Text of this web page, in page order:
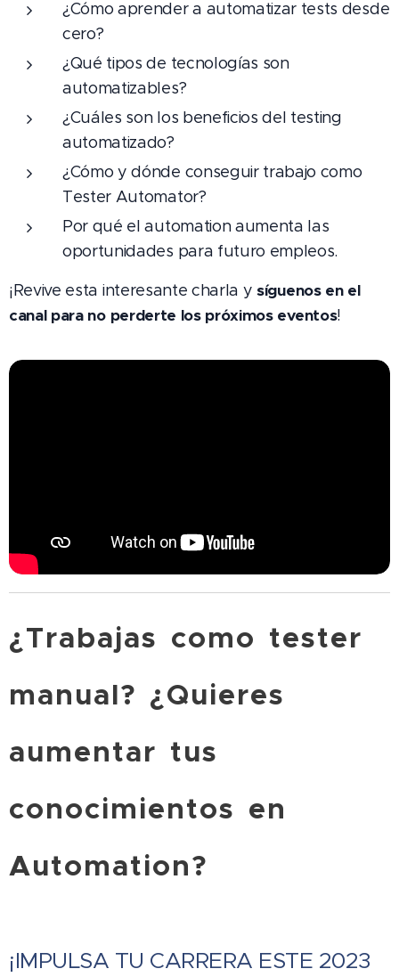
¿Cómo aprender a automatizar tests desde
cero?
¿Qué tipos de tecnologías son
automatizables?
¿Cuáles son los beneficios del testing
automatizado?
¿Cómo y dónde conseguir trabajo como
Tester Automator?
Por qué el automation aumenta las
oportunidades para futuro empleos.
¡Revive esta interesante charla ysíguenos en el
canal para no perderte los próximos eventos!
¿Trabajas como tester
manual? ¿Quieres
aumentar tus
conocimientos en
Automation?
¡IMPULSA TU CARRERA ESTE 2023